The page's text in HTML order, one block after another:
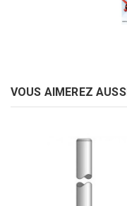
VOUS AIMEREZ AUSSI